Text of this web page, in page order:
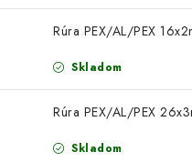
PREČO SA OPLATÍ
CEZ TERMOOBCHOD.SK
Doprava a Platba
Rúra PEX/AL/PEX
Skladom
Rúra PEX/AL/PEX
Skladom